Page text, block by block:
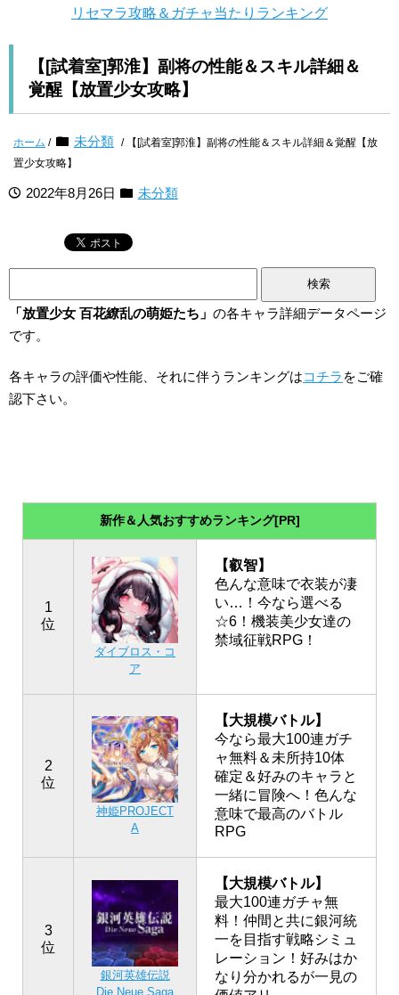
リセマラ攻略＆ガチャ当たりランキング
【[試着室]郭淮】副将の性能＆スキル詳細＆
覚醒【放置少女攻略】
ホーム / 未分類 / 【[試着室]郭淮】副将の性能＆スキル詳細＆覚醒【放
置少女攻略】
2022年8月26日 未分類
「放置少女 百花繚乱の萌姫たち」 の各キャラ詳細データページ
です。
各キャラの評価や性能、それに伴うランキングはコチラ をご確
認下さい。
新作＆人気おすすめランキング[PR]
1
位
ダイブロス・コ
ア
【叡智】
色んな意味で衣装が凄
い…！今なら選べる
☆6！機装美少女達の
禁域征戦RPG！
2
位
神姫PROJECT
A
【大規模バトル】
今なら最大100連ガチ
ャ無料＆未所持10体
確定＆好みのキャラと
一緒に冒険へ！色んな
意味で最高のバトル
RPG
3
位
銀河英雄伝説
Die Neue Saga
【大規模バトル】
最大100連ガチャ無
料！仲間と共に銀河統
一を目指す戦略シミュ
レーション！好みはか
なり分かれるが一見の